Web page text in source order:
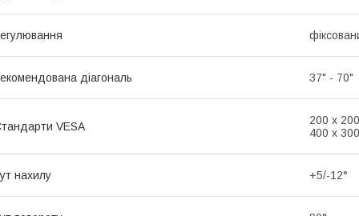
діагональ 37" - 70"
VESA
200 х
400 х
нахилу +5/-12°